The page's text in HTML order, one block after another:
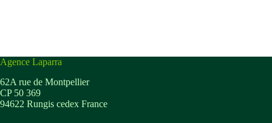
Agence Laparra
62A rue de Montpellier
CP 50 369
94622 Rungis cedex France